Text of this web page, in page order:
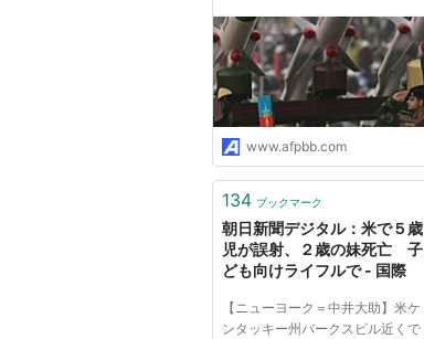
www.afpbb.com
134 ブックマーク
朝日新聞デジタル：米で５歳
児が誤射、２歳の妹死亡 子
ども向けライフルで - 国際
【ニューヨーク＝中井大助】米ケ
ンタッキー州バークスビル近くで